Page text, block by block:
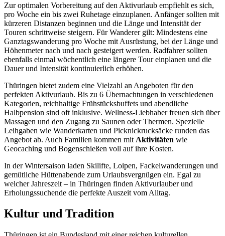
Zur optimalen Vorbereitung auf den Aktivurlaub empfiehlt es sich,
pro Woche ein bis zwei Ruhetage einzuplanen. Anfänger sollten mit
kürzeren Distanzen beginnen und die Länge und Intensität der
Touren schrittweise steigern. Für Wanderer gilt: Mindestens eine
Ganztagswanderung pro Woche mit Ausrüstung, bei der Länge und
Höhenmeter nach und nach gesteigert werden. Radfahrer sollten
ebenfalls einmal wöchentlich eine längere Tour einplanen und die
Dauer und Intensität kontinuierlich erhöhen.
Thüringen bietet zudem eine Vielzahl an Angeboten für den
perfekten Aktivurlaub. Bis zu 6 Übernachtungen in verschiedenen
Kategorien, reichhaltige Frühstücksbuffets und abendliche
Halbpension sind oft inklusive. Wellness-Liebhaber freuen sich über
Massagen und den Zugang zu Saunen oder Thermen. Spezielle
Leihgaben wie Wanderkarten und Picknickrucksäcke runden das
Angebot ab. Auch Familien kommen mit Aktivitäten wie
Geocaching und Bogenschießen voll auf ihre Kosten.
In der Wintersaison laden Skilifte, Loipen, Fackelwanderungen und
gemütliche Hüttenabende zum Urlaubsvergnügen ein. Egal zu
welcher Jahreszeit – in Thüringen finden Aktivurlauber und
Erholungssuchende die perfekte Auszeit vom Alltag.
Kultur und Tradition